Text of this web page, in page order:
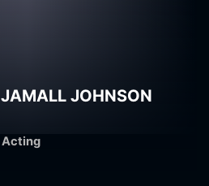
JAMALL JOHNSON
Acting